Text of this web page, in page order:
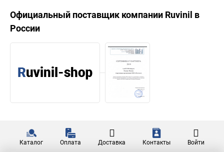
Официальный поставщик компании Ruvinil в
России
Каталог Оплата Доставка Контакты Войти